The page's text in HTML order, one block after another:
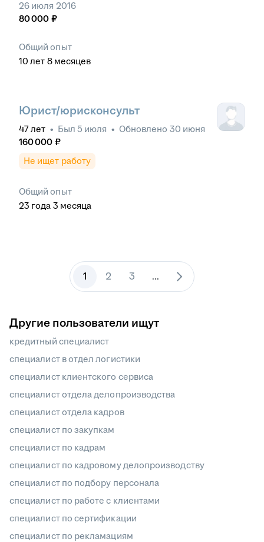
26 июля 2016
80 000 ₽
Общий опыт
10 лет 8 месяцев
Юрист/юрисконсульт
47лет • Был 5 июля • Обновлено 30 июня
160 000 ₽
Не ищет работу
Общий опыт
23 года 3 месяца
1 2 3 ...
Другие пользователи ищут
кредитный специалист
специалист в отдел логистики
специалист клиентского сервиса
специалист отдела делопроизводства
специалист отдела кадров
специалист по закупкам
специалист по кадрам
специалист по кадровому делопроизводству
специалист по подбору персонала
специалист по работе с клиентами
специалист по сертификации
специалист по рекламациям